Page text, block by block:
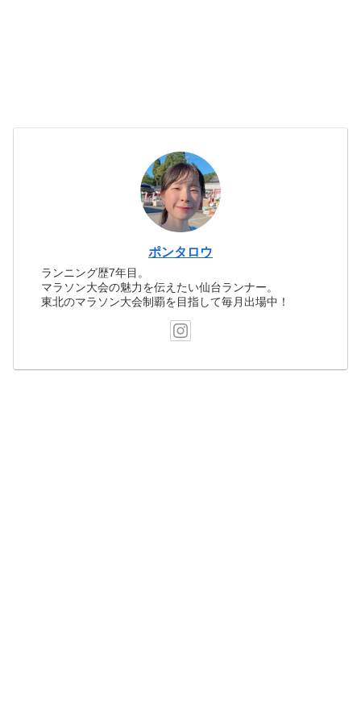
ポンタロウ
ランニング歴7年目。
マラソン大会の魅力を伝えたい仙台ランナー。
東北のマラソン大会制覇を目指して毎月出場中！